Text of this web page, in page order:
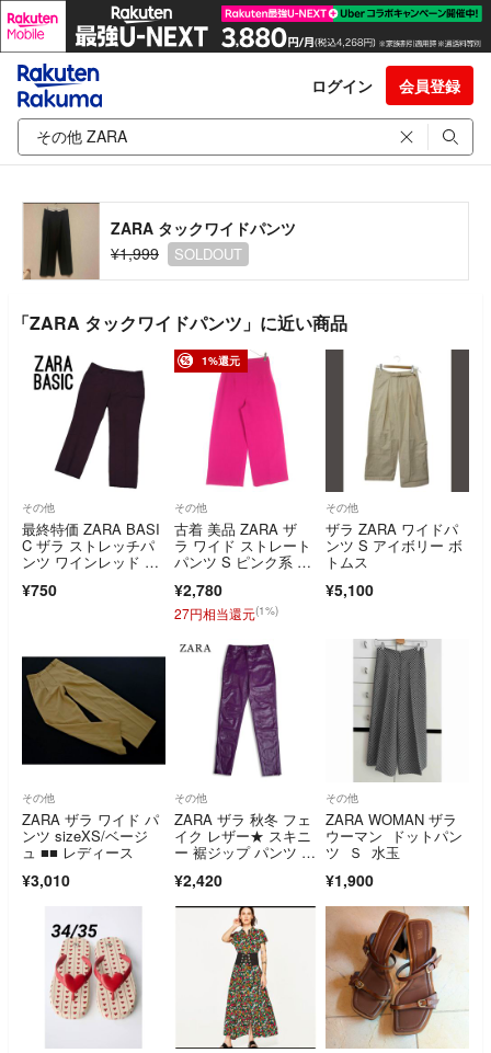
ログイン 会員登録
ZARA タックワイドパンツ
¥1,999
SOLDOUT
「ZARA タックワイドパンツ」に近い商品
その他
最終特価 ZARA BASI
C ザラ ストレッチパ
ンツ ワインレッド ス
¥750
1%還元
その他
古着 美品 ZARA ザ
ラ ワイド ストレート
パンツ S ピンク系 レ
¥2,780
27円相当還元(1%)
その他
ザラ ZARA ワイドパ
ンツ S アイボリー ボ
トムス
¥5,100
その他
ZARA ザラ ワイド パ
ンツ sizeXS/ベージ
ュ ■■ レディース
¥3,010
その他
ZARA ザラ 秋冬 フェ
イク レザー★ スキニ
ー 裾ジップ パンツ S
¥2,420
その他
ZARA WOMAN ザラ
ウーマン ドットパン
ツ Ｓ 水玉
¥1,900